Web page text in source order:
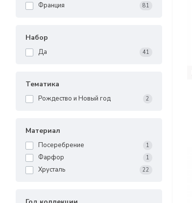
Франция 81
Набор
Да 41
Тематика
Рождество и Новый год 2
Материал
Посеребрение 1
Фарфор 1
Хрусталь 22